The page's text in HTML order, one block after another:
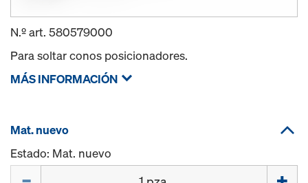
N.º art. 580579000
Para soltar conos posicionadores.
MÁS INFORMACIÓN
Mat. nuevo
Estado: Mat. nuevo